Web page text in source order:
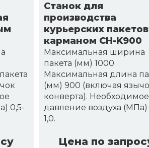
0,5-
Станок для
производства
курьерских
карманом CH-K900
Максимальная ширина
пакета (мм) 1000.
Максимальная длина
(мм) 900 (включая
конверта). Необходимое
давление воздуха (МПа)
1,0.
Цена по